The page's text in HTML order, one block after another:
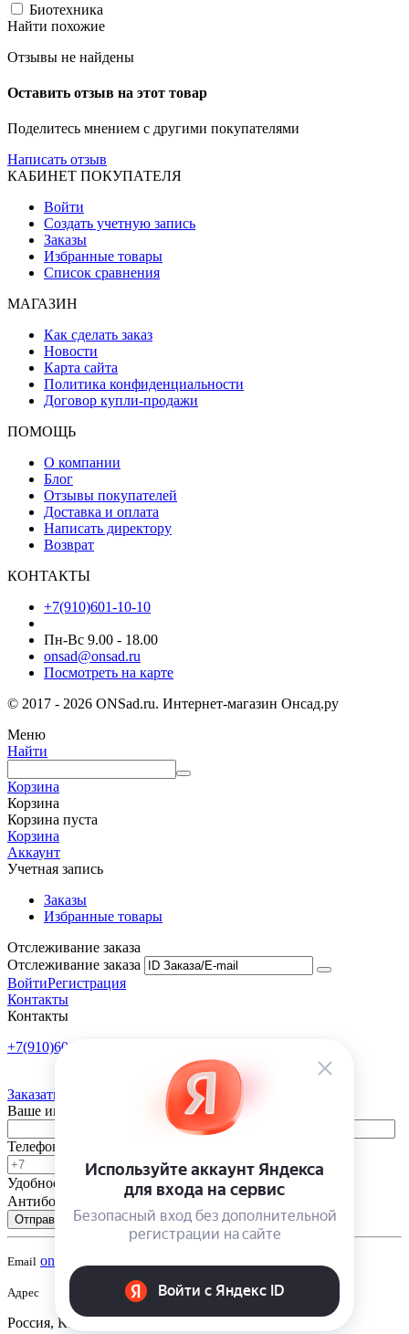
Биотехника
Найти похожие
Отзывы не найдены
Оставить отзыв на этот товар
Поделитесь мнением с другими покупателями
Написать отзыв
КАБИНЕТ ПОКУПАТЕЛЯ
Войти
Создать учетную запись
Заказы
Избранные товары
Список сравнения
МАГАЗИН
Как сделать заказ
Новости
Карта сайта
Политика конфиденциальности
Договор купли-продажи
ПОМОЩЬ
О компании
Блог
Отзывы покупателей
Доставка и оплата
Написать директору
Возврат
КОНТАКТЫ
+7(910)601-10-10
Пн-Вс 9.00 - 18.00
onsad@onsad.ru
Посмотреть на карте
© 2017 - 2026 ONSad.ru. Интернет-магазин Онсад.ру
Меню
Найти
Корзина
Корзина
Корзина пуста
Корзина
Аккаунт
Учетная запись
Заказы
Избранные товары
Отслеживание заказа
Отслеживание заказа
ВойтиРегистрация
Контакты
Контакты
+7(910)601-10-10
Заказать обратный звонок
Ваше имя
Телефон
Удобное время
-
Антибот
Отправить
Email onsad@onsad.ru
Адрес
Россия, Калуга,